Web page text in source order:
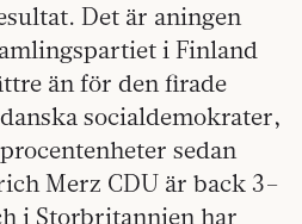
Det är aningen
i Finland
än för den firade
socialdemokrater,
sedan
Merz CDU är back 3–
i Storbritannien har